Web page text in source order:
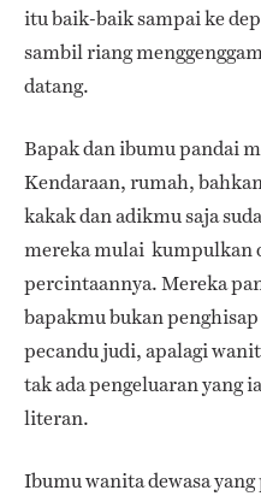
itu baik-baik sampai ke
sambil riang
datang.
Bapak dan ibumu pandai
Kendaraan, rumah,
kakak dan adikmu saja
mereka mulai kumpulkan
percintaannya. Mereka
bapakmu bukan
pecandu judi, apalagi
tak ada pengeluaran yang
literan.
Ibumu wanita dewasa